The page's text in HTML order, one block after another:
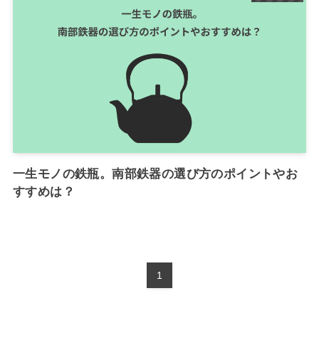
一生モノの鉄瓶。南部鉄器の選び方のポイントやお
すすめは？
1